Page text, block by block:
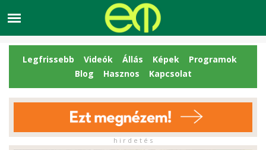
Legfrissebb Videók Állás Képek
Programok
Blog
Hasznos Kapcsolat
h i r d e t é s